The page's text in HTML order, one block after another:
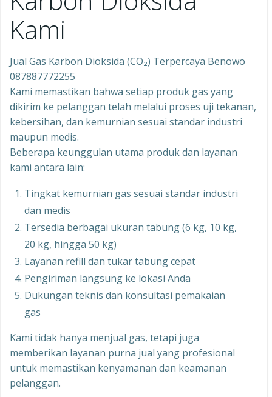
Kami
Jual Gas Karbon Dioksida (CO₂) Terpercaya Benowo
087887772255
Kami memastikan bahwa setiap produk gas yang
dikirim ke pelanggan telah melalui proses uji tekanan,
kebersihan, dan kemurnian sesuai standar industri
maupun medis.
Beberapa keunggulan utama produk dan layanan
kami antara lain:
Tingkat kemurnian gas sesuai standar industri
dan medis
Tersedia berbagai ukuran tabung (6 kg, 10 kg,
20 kg, hingga 50 kg)
Layanan refill dan tukar tabung cepat
Pengiriman langsung ke lokasi Anda
Dukungan teknis dan konsultasi pemakaian
gas
Kami tidak hanya menjual gas, tetapi juga
memberikan layanan purna jual yang profesional
untuk memastikan kenyamanan dan keamanan
pelanggan.